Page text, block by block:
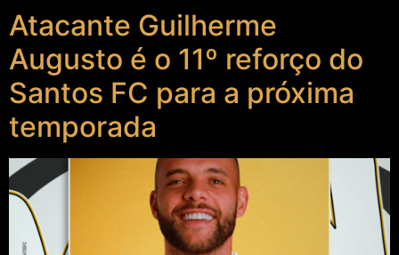
Atacante Guilherme
Augusto é o 11º reforço do
Santos FC para a próxima
temporada